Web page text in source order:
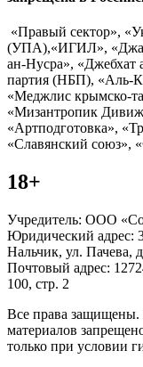
«Правый сектор»,
(УПА),«ИГИЛ»,
ан-Нусра», «Джебхат
партия (НБП), «Аль-
«Меджлис крымско-
«Мизантропик
«Артподготовка»,
«Славянский союз»,
18+
Учредитель: ООО
Юридический адрес:
Нальчик, ул. Пачева,
Почтовый адрес:
100, стр. 2
Все права защищены.
материалов
только при условии